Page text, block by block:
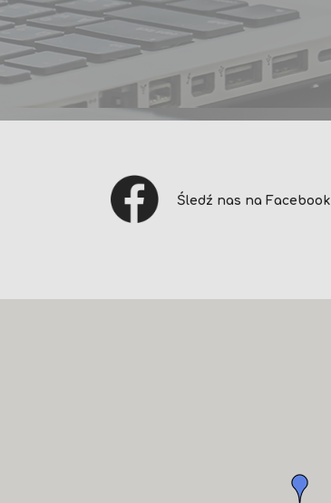
Śledź nas na Facebook